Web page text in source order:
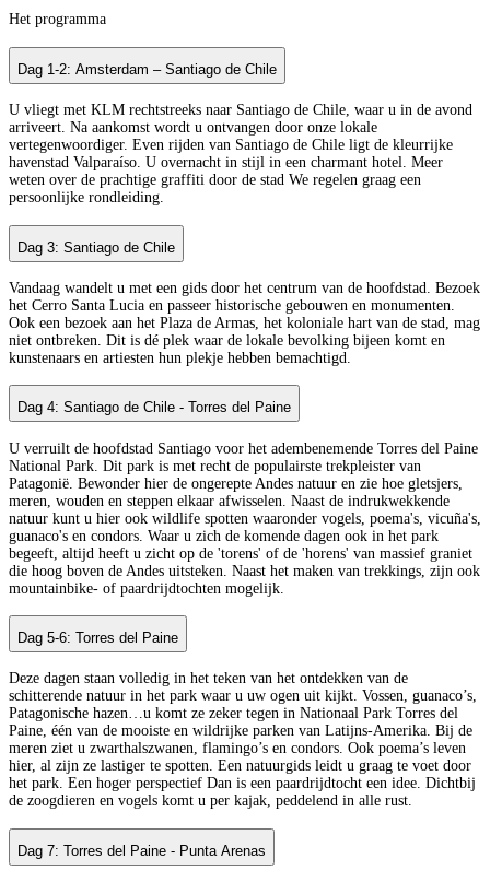
Het programma
Dag 1-2: Amsterdam – Santiago de Chile
U vliegt met KLM rechtstreeks naar Santiago de Chile, waar u in de avond
arriveert. Na aankomst wordt u ontvangen door onze lokale
vertegenwoordiger. Even rijden van Santiago de Chile ligt de kleurrijke
havenstad Valparaíso. U overnacht in stijl in een charmant hotel. Meer
weten over de prachtige graffiti door de stad We regelen graag een
persoonlijke rondleiding.
Dag 3: Santiago de Chile
Vandaag wandelt u met een gids door het centrum van de hoofdstad. Bezoek
het Cerro Santa Lucia en passeer historische gebouwen en monumenten.
Ook een bezoek aan het Plaza de Armas, het koloniale hart van de stad, mag
niet ontbreken. Dit is dé plek waar de lokale bevolking bijeen komt en
kunstenaars en artiesten hun plekje hebben bemachtigd.
Dag 4: Santiago de Chile - Torres del Paine
U verruilt de hoofdstad Santiago voor het adembenemende Torres del Paine
National Park. Dit park is met recht de populairste trekpleister van
Patagonië. Bewonder hier de ongerepte Andes natuur en zie hoe gletsjers,
meren, wouden en steppen elkaar afwisselen. Naast de indrukwekkende
natuur kunt u hier ook wildlife spotten waaronder vogels, poema's, vicuña's,
guanaco's en condors. Waar u zich de komende dagen ook in het park
begeeft, altijd heeft u zicht op de 'torens' of de 'horens' van massief graniet
die hoog boven de Andes uitsteken. Naast het maken van trekkings, zijn ook
mountainbike- of paardrijdtochten mogelijk.
Dag 5-6: Torres del Paine
Deze dagen staan volledig in het teken van het ontdekken van de
schitterende natuur in het park waar u uw ogen uit kijkt. Vossen, guanaco’s,
Patagonische hazen…u komt ze zeker tegen in Nationaal Park Torres del
Paine, één van de mooiste en wildrijke parken van Latijns-Amerika. Bij de
meren ziet u zwarthalszwanen, flamingo’s en condors. Ook poema’s leven
hier, al zijn ze lastiger te spotten. Een natuurgids leidt u graag te voet door
het park. Een hoger perspectief Dan is een paardrijdtocht een idee. Dichtbij
de zoogdieren en vogels komt u per kajak, peddelend in alle rust.
Dag 7: Torres del Paine - Punta Arenas